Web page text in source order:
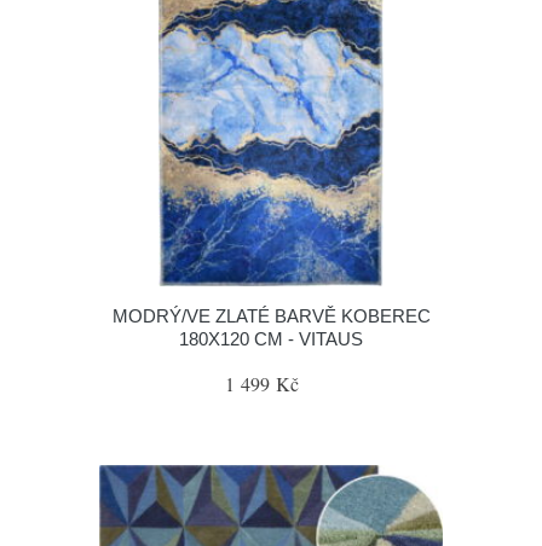
MODRÝ/VE ZLATÉ BARVĚ KOBEREC
180X120 CM - VITAUS
1 499 Kč